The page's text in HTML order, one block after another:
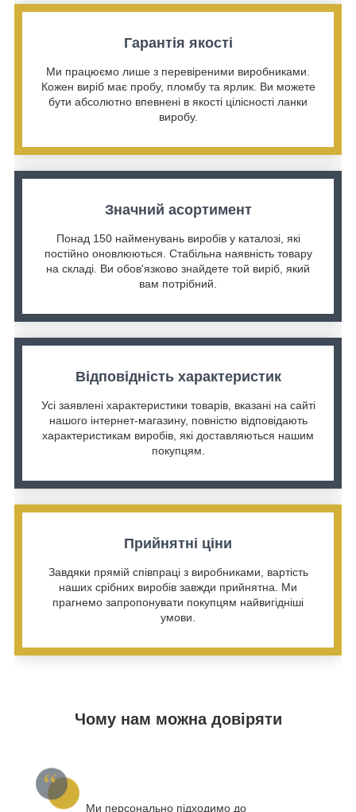
Гарантія якості
Ми працюємо лише з перевіреними виробниками.
Кожен виріб має пробу, пломбу та ярлик. Ви можете
бути абсолютно впевнені в якості цілісності ланки
виробу.
Значний асортимент
Понад 150 найменувань виробів у каталозі, які
постійно оновлюються. Стабільна наявність товару
на складі. Ви обов'язково знайдете той виріб, який
вам потрібний.
Відповідність характеристик
Усі заявлені характеристики товарів, вказані на сайті
нашого інтернет-магазину, повністю відповідають
характеристикам виробів, які доставляються нашим
покупцям.
Прийнятні ціни
Завдяки прямій співпраці з виробниками, вартість
наших срібних виробів завжди прийнятна. Ми
прагнемо запропонувати покупцям найвигідніші
умови.
Чому нам можна довіряти
Ми персонально підходимо до